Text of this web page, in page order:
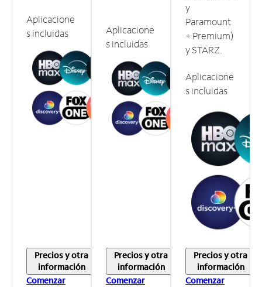
Aplicacione
s incluidas
Precios y otra
información
Comenzar
Aplicacione
s incluidas
Precios y otra
información
Comenzar
y
Paramount
+ Premium)
y STARZ.
Aplicacione
s incluidas
Precios y otra
información
Comenzar